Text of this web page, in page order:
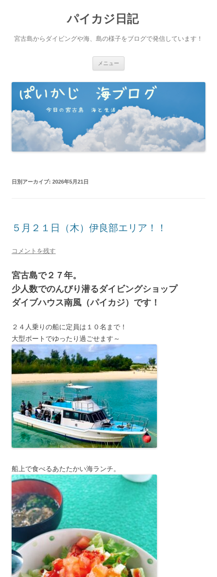
パイカジ日記
宮古島からダイビングや海、島の様子をブログで発信しています！
メニュー
ツ
へ
ス
キ
ッ
プ
日別アーカイブ: 2026年5月21日
５月２１日（木）伊良部エリア！！
コメントを残す
宮古島で２７年。
少人数でのんびり潜るダイビングショップ
ダイブハウス南風（パイカジ）です！
２４人乗りの船に定員は１０名まで！
大型ボートでゆったり過ごせます～
船上で食べるあたたかい海ランチ。